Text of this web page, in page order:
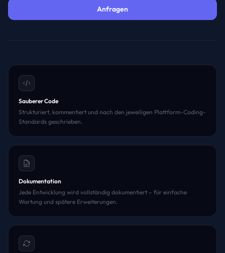
Anfragen
Sauberer Code
Strukturiert, kommentiert und nach den jeweiligen Plattform-Coding-
Standards geschrieben.
Dokumentation
Jede Entwicklung wird vollständig dokumentiert – für einfache
Wartung und spätere Erweiterungen.